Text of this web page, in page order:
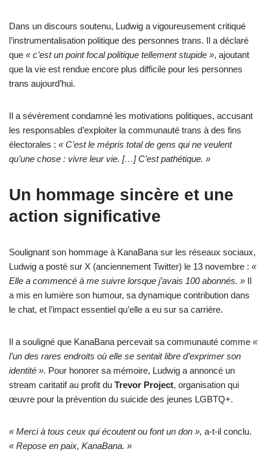
Dans un discours soutenu, Ludwig a vigoureusement critiqué
l’instrumentalisation politique des personnes trans. Il a déclaré
que « c’est un point focal politique tellement stupide », ajoutant
que la vie est rendue encore plus difficile pour les personnes
trans aujourd’hui.
Il a sévèrement condamné les motivations politiques, accusant
les responsables d’exploiter la communauté trans à des fins
électorales : « C’est le mépris total de gens qui ne veulent
qu’une chose : vivre leur vie. […] C’est pathétique. »
Un hommage sincère et une
action significative
Soulignant son hommage à KanaBana sur les réseaux sociaux,
Ludwig a posté sur X (anciennement Twitter) le 13 novembre : «
Elle a commencé à me suivre lorsque j’avais 100 abonnés. » Il
a mis en lumière son humour, sa dynamique contribution dans
le chat, et l’impact essentiel qu’elle a eu sur sa carrière.
Il a souligné que KanaBana percevait sa communauté comme «
l’un des rares endroits où elle se sentait libre d’exprimer son
identité ». Pour honorer sa mémoire, Ludwig a annoncé un
stream caritatif au profit du Trevor Project, organisation qui
œuvre pour la prévention du suicide des jeunes LGBTQ+.
« Merci à tous ceux qui écoutent ou font un don », a-t-il conclu.
« Repose en paix, KanaBana. »